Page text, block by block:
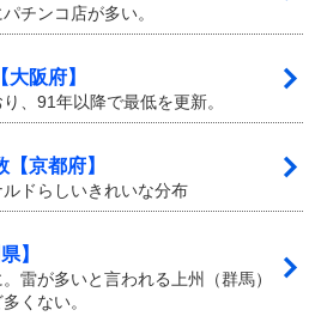
チンコ店が多い。
阪府】
、91年以降で最低を更新。
京都府】
ドらしいきれいな分布
】
雷が多いと言われる上州（群馬）
くない。